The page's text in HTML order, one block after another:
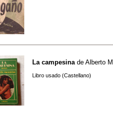
La campesina de Alberto
Libro usado (Castellano)